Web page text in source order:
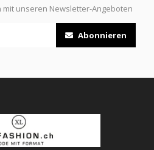
unseren Newsletter-Angeboten
Abonnieren